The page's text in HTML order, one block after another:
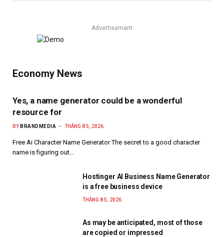
Advertisement
Economy News
Yes, a name generator could be a wonderful
resource for
BY BRANDMEDIA THÁNG 8 5, 2026
Free Ai Character Name Generator The secret to a good character
name is figuring out…
Hostinger AI Business Name Generator
is a free business device
THÁNG 8 5, 2026
As may be anticipated, most of those
are copied or impressed